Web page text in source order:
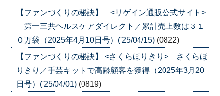
【ファンづくりの秘訣】 <リゲイン通販公式サイト>
第一三共ヘルスケアダイレクト／累計売上数は３１
０万袋（2025年4月10日号）('25/04/15) (0822)
【ファンづくりの秘訣】 <さくらほりきり> さくらほ
りきり／手芸キットで高齢顧客を獲得（2025年3月20
日号）('25/04/01) (0819)